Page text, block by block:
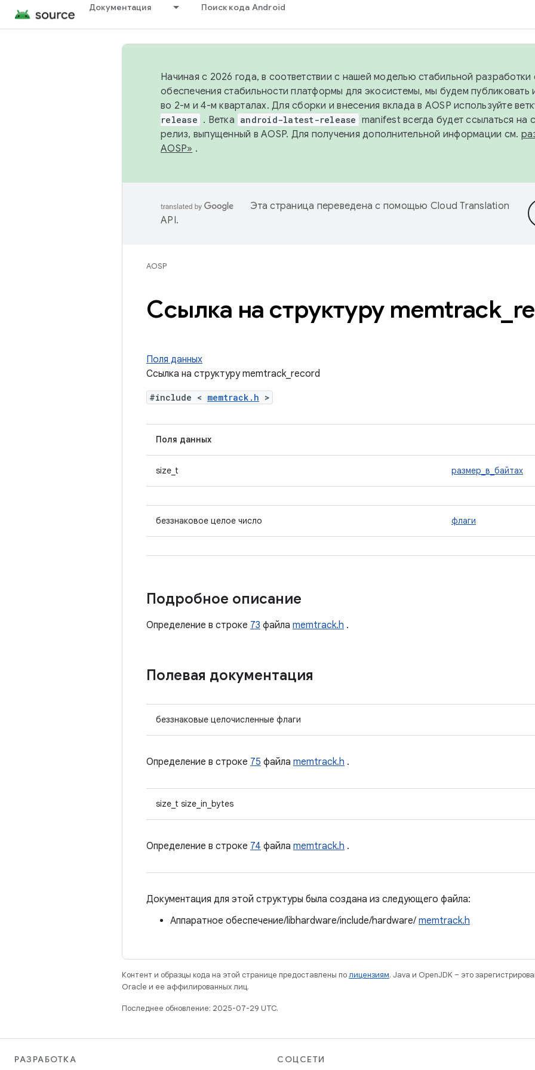
Документация Поиск кода Android
Начиная с 2026 года, в соответствии с нашей моделью стабильной разработки
обеспечения стабильности платформы для экосистемы, мы будем публиковать
во 2-м и 4-м кварталах. Для сборки и внесения вклада в AOSP используйте
release . Ветка android-latest-release manifest всегда будет ссылаться на
релиз, выпущенный в AOSP. Для получения дополнительной информации см.
AOSP» .
Эта страница переведена с помощью Cloud Translation
API.
AOSP
Ссылка на структуру memtrack_
Поля данных
Ссылка на структуру memtrack_record
#include < memtrack.h >
Поля данных
size_t размер_в_байтах
беззнаковое целое число флаги
Подробное описание
Определение в строке 73 файла memtrack.h .
Полевая документация
беззнаковые целочисленные флаги
Определение в строке 75 файла memtrack.h .
size_t size_in_bytes
Определение в строке 74 файла memtrack.h .
Документация для этой структуры была создана из следующего файла:
Аппаратное обеспечение/libhardware/include/hardware/ memtrack.h
Контент и образцы кода на этой странице предоставлены полицензиям. Java и OpenJDK – это
Oracle и ее аффилированных лиц.
Последнее обновление: 2025-07-29 UTC.
РАЗРАБОТКА СОЦСЕТИ